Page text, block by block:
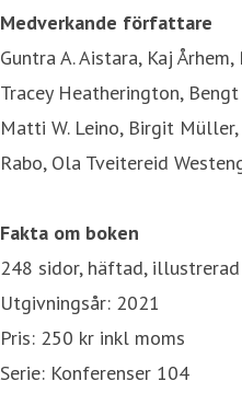
Medverkande författare
Guntra A. Aistara, Kaj
Tracey Heatherington,
Matti W. Leino, Birgit
Rabo, Ola Tveitereid
Fakta om boken
248 sidor, häftad, illustrerad
Utgivningsår: 2021
Pris: 250 kr inkl moms
Serie: Konferenser 104